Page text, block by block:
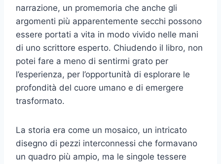
narrazione, un promemoria che anche gli
argomenti più apparentemente secchi possono
essere portati a vita in modo vivido nelle mani
di uno scrittore esperto. Chiudendo il libro, non
potei fare a meno di sentirmi grato per
l’esperienza, per l’opportunità di esplorare le
profondità del cuore umano e di emergere
trasformato.
La storia era come un mosaico, un intricato
disegno di pezzi interconnessi che formavano
un quadro più ampio, ma le singole tessere